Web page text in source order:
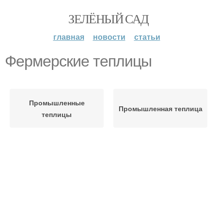
ЗЕЛЁНЫЙ САД
главная новости статьи
Фермерские теплицы
Промышленные
теплицы
Промышленная теплица